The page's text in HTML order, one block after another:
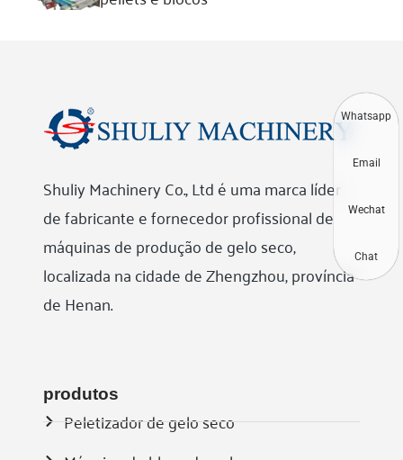
Shuliy Machinery Co., Ltd é uma marca líder
de fabricante e fornecedor profissional de
máquinas de produção de gelo seco,
localizada na cidade de Zhengzhou, província
de Henan.
produtos
Peletizador de gelo seco
Whatsapp
Email
Wechat
Chat